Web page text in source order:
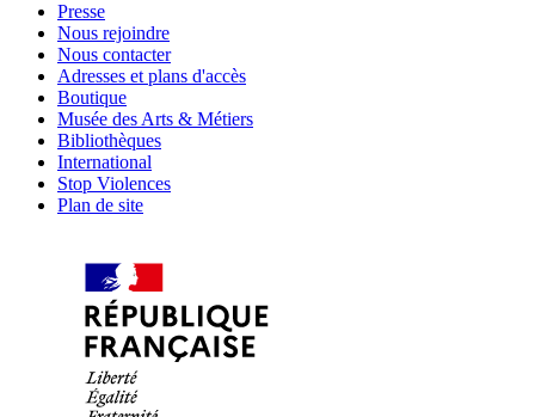
Presse
Nous rejoindre
Nous contacter
Adresses et plans d'accès
Boutique
Musée des Arts & Métiers
Bibliothèques
International
Stop Violences
Plan de site